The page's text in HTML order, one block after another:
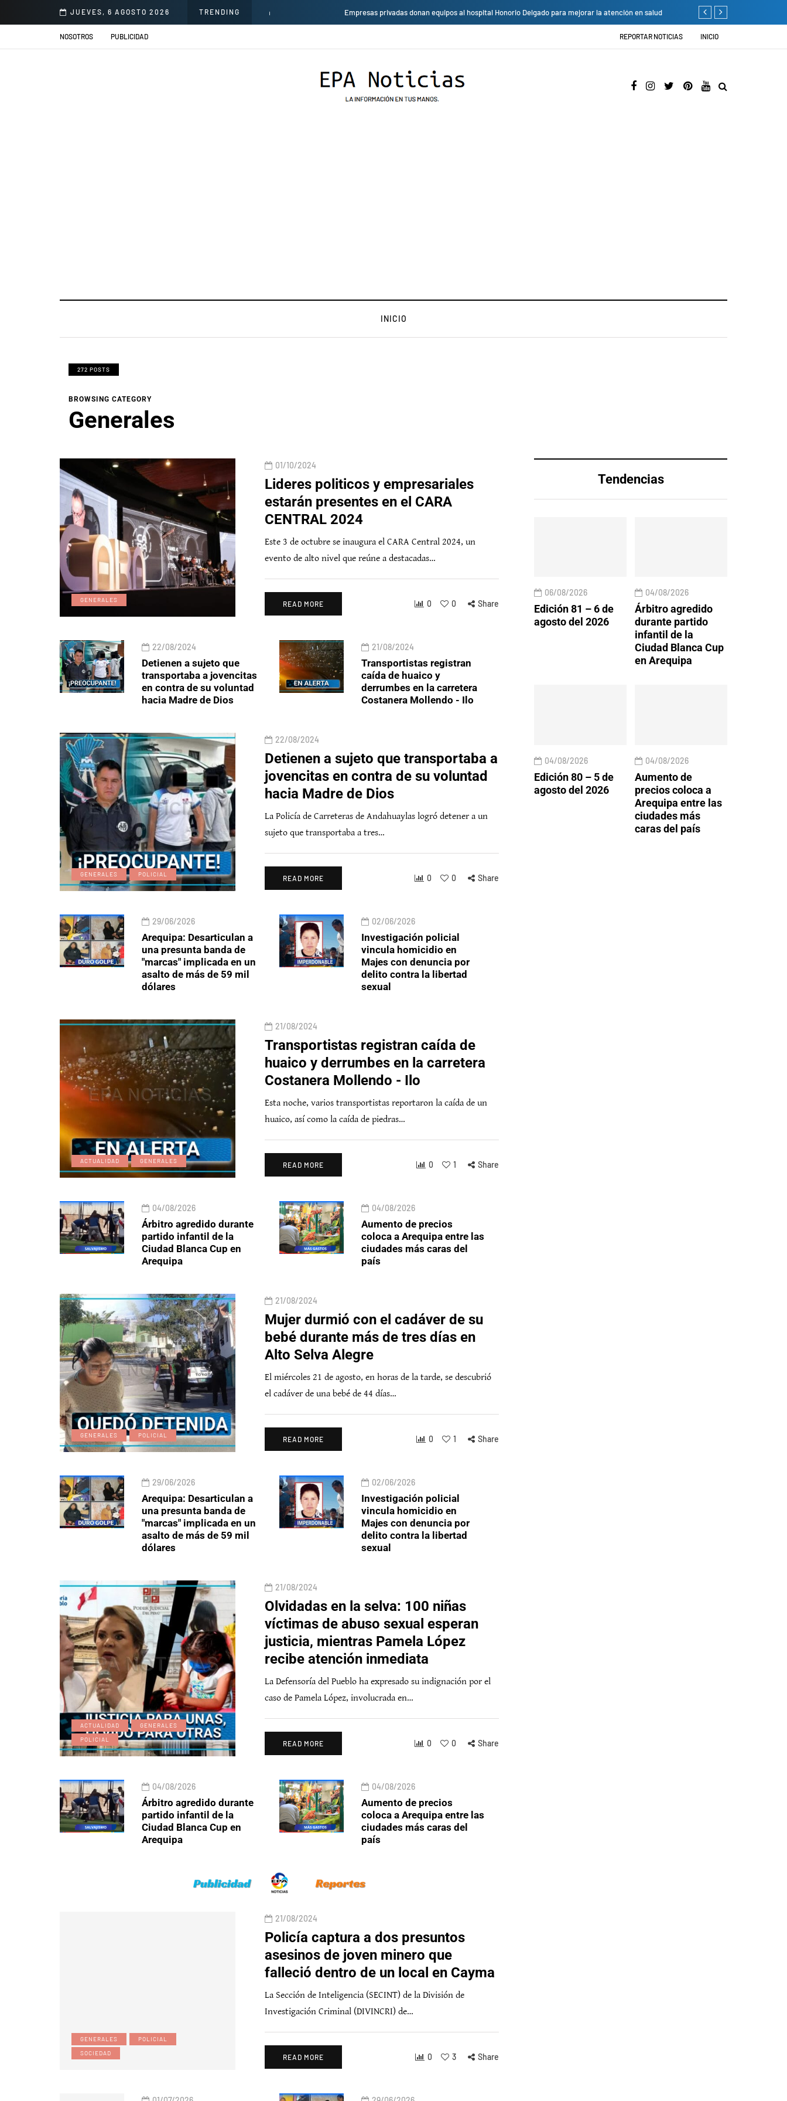
JUEVES, 6 AGOSTO 2026 TRENDING
se presentarán en el Jardín de la Cerveza Arequipeña Empresas privadas donan equipos al hospital Honorio Delgado para mejorar la atención en salud Cambio de sede:
NOSOTROS PUBLICIDAD INICIO
REPORTAR NOTICIAS
INICIO
272 POSTS
BROWSING CATEGORY
Generales
GENERALES
01/10/2024
Lideres politicos y empresariales
estarán presentes en el CARA
CENTRAL 2024
Este 3 de octubre se inaugura el CARA Central 2024, un
evento de alto nivel que reúne a destacadas…
READ MORE 0 0 Share
22/08/2024
Detienen a sujeto que
transportaba a jovencitas
en contra de su voluntad
hacia Madre de Dios
21/08/2024
Transportistas registran
caída de huaico y
derrumbes en la carretera
Costanera Mollendo - Ilo
GENERALES POLICIAL
22/08/2024
Detienen a sujeto que transportaba a
jovencitas en contra de su voluntad
hacia Madre de Dios
La Policía de Carreteras de Andahuaylas logró detener a un
sujeto que transportaba a tres…
READ MORE 0 0 Share
29/06/2026
Arequipa: Desarticulan a
una presunta banda de
"marcas" implicada en un
asalto de más de 59 mil
dólares
02/06/2026
Investigación policial
vincula homicidio en
Majes con denuncia por
delito contra la libertad
sexual
ACTUALIDAD GENERALES
21/08/2024
Transportistas registran caída de
huaico y derrumbes en la carretera
Costanera Mollendo - Ilo
Esta noche, varios transportistas reportaron la caída de un
huaico, así como la caída de piedras…
READ MORE 0 1 Share
04/08/2026
Árbitro agredido durante
partido infantil de la
Ciudad Blanca Cup en
Arequipa
04/08/2026
Aumento de precios
coloca a Arequipa entre las
ciudades más caras del
país
GENERALES POLICIAL
21/08/2024
Mujer durmió con el cadáver de su
bebé durante más de tres días en
Alto Selva Alegre
El miércoles 21 de agosto, en horas de la tarde, se descubrió
el cadáver de una bebé de 44 días…
READ MORE 0 1 Share
29/06/2026
Arequipa: Desarticulan a
una presunta banda de
"marcas" implicada en un
asalto de más de 59 mil
dólares
02/06/2026
Investigación policial
vincula homicidio en
Majes con denuncia por
delito contra la libertad
sexual
ACTUALIDAD
GENERALES
POLICIAL
21/08/2024
Olvidadas en la selva: 100 niñas
víctimas de abuso sexual esperan
justicia, mientras Pamela López
recibe atención inmediata
La Defensoría del Pueblo ha expresado su indignación por el
caso de Pamela López, involucrada en…
READ MORE 0 0 Share
04/08/2026
Árbitro agredido durante
partido infantil de la
Ciudad Blanca Cup en
Arequipa
04/08/2026
Aumento de precios
coloca a Arequipa entre las
ciudades más caras del
país
GENERALES
POLICIAL
SOCIEDAD
21/08/2024
Policía captura a dos presuntos
asesinos de joven minero que
falleció dentro de un local en Cayma
La Sección de Inteligencia (SECINT) de la División de
Investigación Criminal (DIVINCRI) de…
READ MORE 0 3 Share
Tendencias
06/08/2026
Edición 81 – 6 de
agosto del 2026
04/08/2026
Árbitro agredido
durante partido
infantil de la
Ciudad Blanca Cup
en Arequipa
04/08/2026
Edición 80 – 5 de
agosto del 2026
04/08/2026
Aumento de
precios coloca a
Arequipa entre las
ciudades más
caras del país